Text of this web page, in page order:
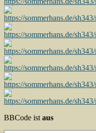
BBCode ist aus